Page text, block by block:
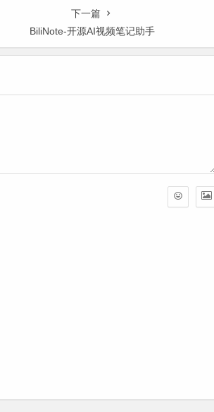
下一篇
BiliNote-开源AI视频笔记助手